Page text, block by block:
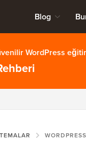
Blog
WordPress
TEMALAR WORDPRESS TEMALARINA FACEBOOK OPEN